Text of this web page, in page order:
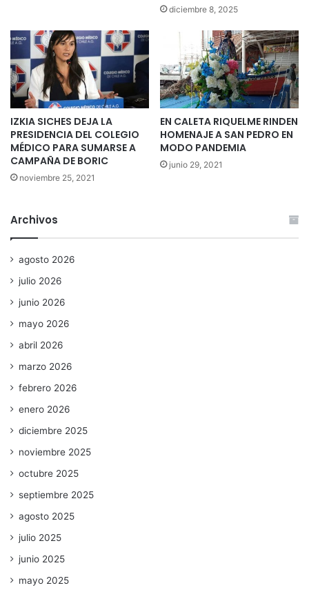
diciembre 8, 2025
IZKIA SICHES DEJA LA
PRESIDENCIA DEL COLEGIO
MÉDICO PARA SUMARSE A
CAMPAÑA DE BORIC
noviembre 25, 2021
EN CALETA RIQUELME RINDEN
HOMENAJE A SAN PEDRO EN
MODO PANDEMIA
junio 29, 2021
Archivos
agosto 2026
julio 2026
junio 2026
mayo 2026
abril 2026
marzo 2026
febrero 2026
enero 2026
diciembre 2025
noviembre 2025
octubre 2025
septiembre 2025
agosto 2025
julio 2025
junio 2025
mayo 2025